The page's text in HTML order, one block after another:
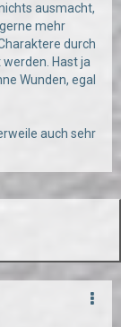
ausmacht,
mehr
durch
Hast ja
Wunden, egal
auch sehr